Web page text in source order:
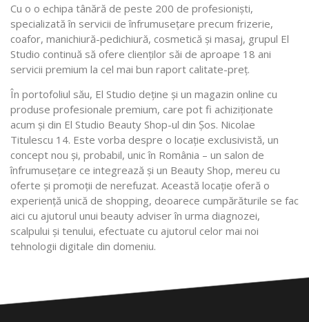
Cu o o echipa tânără de peste 200 de profesioniști,
specializată în servicii de înfrumusețare precum frizerie,
coafor, manichiură-pedichiură, cosmetică și masaj, grupul El
Studio continuă să ofere clienților săi de aproape 18 ani
servicii premium la cel mai bun raport calitate-preț.
În portofoliul său, El Studio deține și un magazin online cu
produse profesionale premium, care pot fi achiziționate
acum și din El Studio Beauty Shop-ul din Șos. Nicolae
Titulescu 14. Este vorba despre o locație exclusivistă, un
concept nou și, probabil, unic în România – un salon de
înfrumusețare ce integrează și un Beauty Shop, mereu cu
oferte și promoții de nerefuzat. Această locație oferă o
experiență unică de shopping, deoarece cumpărăturile se fac
aici cu ajutorul unui beauty adviser în urma diagnozei,
scalpului și tenului, efectuate cu ajutorul celor mai noi
tehnologii digitale din domeniu.